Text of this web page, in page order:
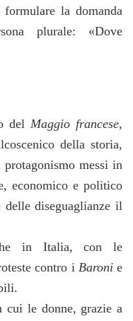
la domanda
plurale: «Dove
del Maggio francese,
della storia,
messi in
economico e politico
diseguaglianze il
in Italia, con le
contro i Baronie
cui le donne, grazie a